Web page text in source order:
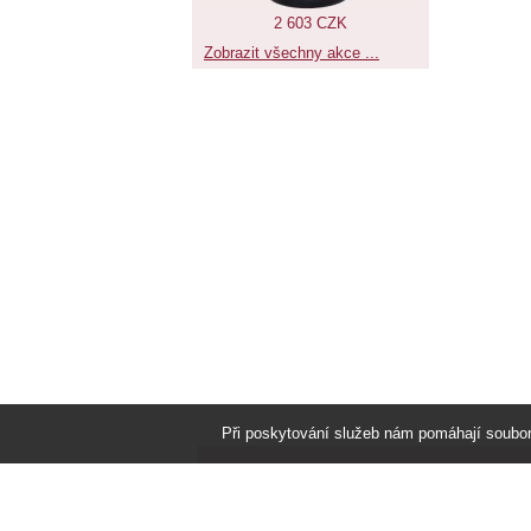
2 603 CZK
Zobrazit všechny akce ...
Při poskytování služeb nám pomáhají